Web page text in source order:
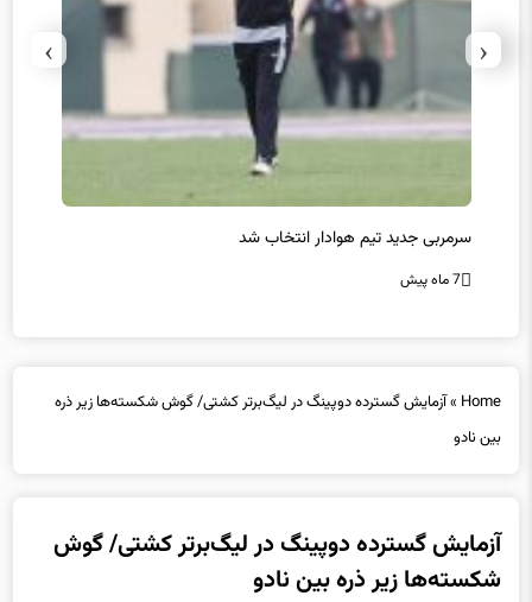
سرمربی جدید تیم هوادار انتخاب شد
7 ماه پیش
‹
›
Home
»آزمایش گسترده دوپینگ در لیگ‌برتر کشتی/ گوش شکسته‌ها زیر ذره
بین نادو
آزمایش گسترده دوپینگ در لیگ‌برتر کشتی/ گوش
شکسته‌ها زیر ذره بین نادو